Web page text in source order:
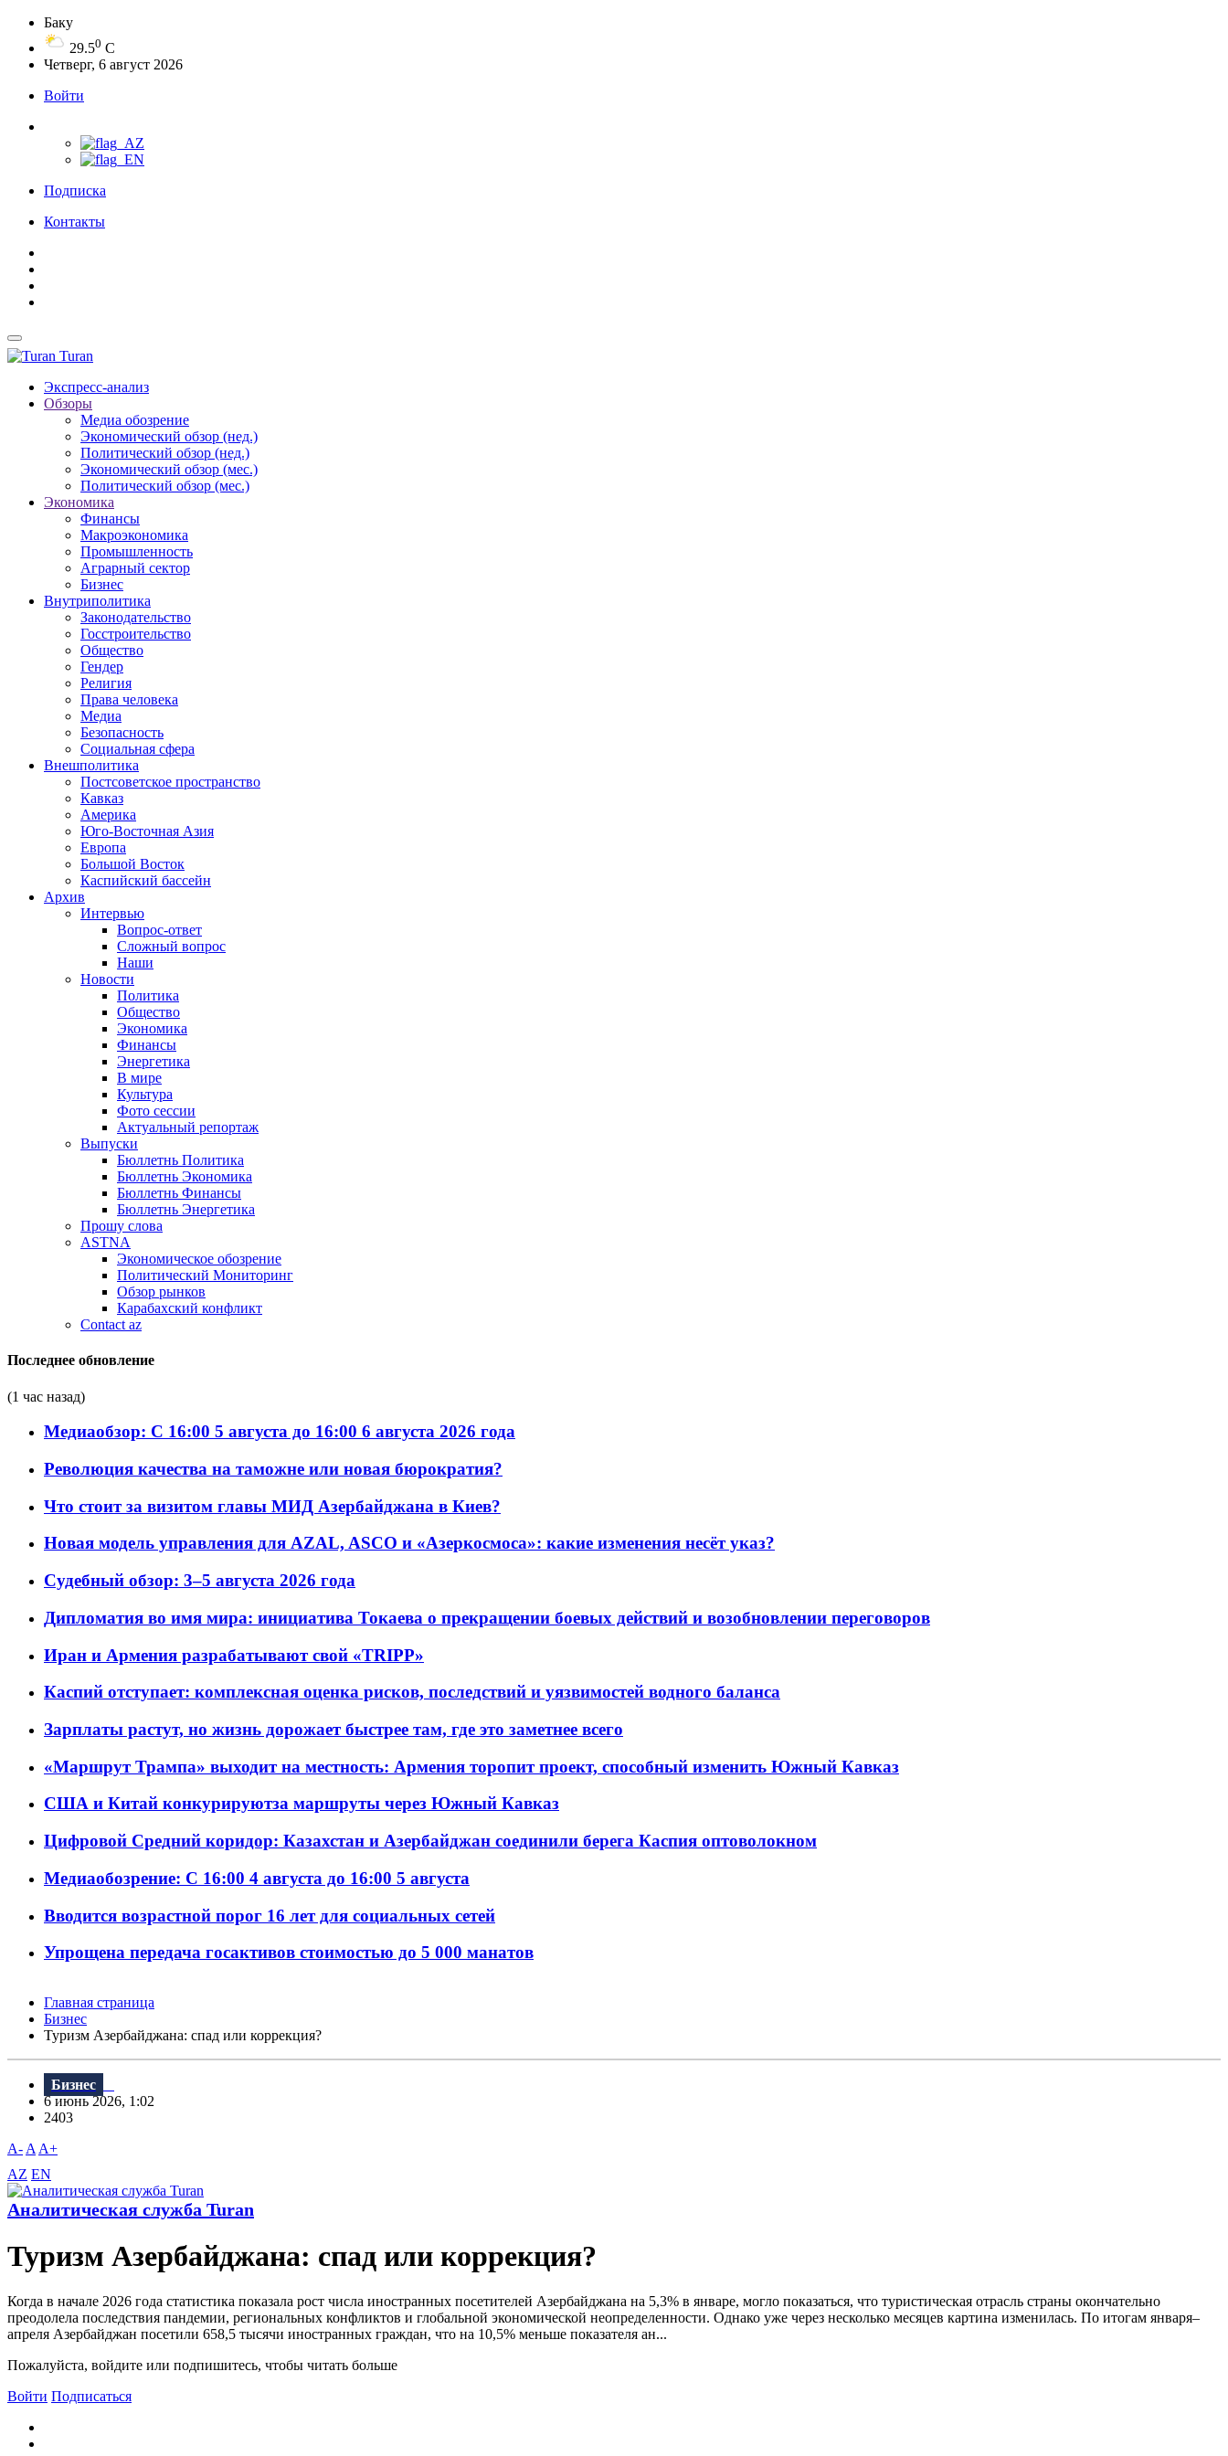
Баку
29.50 C
Четверг, 6 август 2026
Войти
Подписка
Контакты
Turan
Экспресс-анализ
Обзоры
Медиа обозрение
Экономический обзор (нед.)
Политический обзор (нед.)
Экономический обзор (мес.)
Политический обзор (мес.)
Экономика
Финансы
Макроэкономика
Промышленность
Аграрный сектор
Бизнес
Внутриполитика
Законодательство
Госстроительство
Общество
Гендер
Религия
Права человека
Медиа
Безопасность
Социальная сфера
Внешполитика
Постсоветское пространство
Кавказ
Америка
Юго-Восточная Азия
Европа
Большой Восток
Каспийский бассейн
Архив
Интервью
Вопрос-ответ
Сложный вопрос
Наши
Новости
Политика
Общество
Экономика
Финансы
Энергетика
В мире
Культура
Фото сессии
Актуальный репортаж
Выпуски
Бюллетнь Политика
Бюллетнь Экономика
Бюллетнь Финансы
Бюллетнь Энергетика
Прошу слова
ASTNA
Экономическое обозрение
Политический Мониторинг
Обзор рынков
Карабахский конфликт
Contact az
Последнее обновление
(1 час назад)
Медиаобзор: С 16:00 5 августа до 16:00 6 августа 2026 года
Революция качества на таможне или новая бюрократия?
Что стоит за визитом главы МИД Азербайджана в Киев?
Новая модель управления для AZAL, ASCO и «Азеркосмоса»: какие изменения несёт указ?
Судебный обзор: 3–5 августа 2026 года
Дипломатия во имя мира: инициатива Токаева о прекращении боевых действий и возобновлении переговоров
Иран и Армения разрабатывают свой «TRIPP»
Каспий отступает: комплексная оценка рисков, последствий и уязвимостей водного баланса
Зарплаты растут, но жизнь дорожает быстрее там, где это заметнее всего
«Маршрут Трампа» выходит на местность: Армения торопит проект, способный изменить Южный Кавказ
США и Китай конкурируютза маршруты через Южный Кавказ
Цифровой Средний коридор: Казахстан и Азербайджан соединили берега Каспия оптоволокном
Медиаобозрение: С 16:00 4 августа до 16:00 5 августа
Вводится возрастной порог 16 лет для социальных сетей
Упрощена передача госактивов стоимостью до 5 000 манатов
Главная страница
Бизнес
Туризм Азербайджана: спад или коррекция?
Бизнес
6 июнь 2026, 1:02
2403
A- A A+
AZ EN
Аналитическая служба Turan
Туризм Азербайджана: спад или коррекция?
Когда в начале 2026 года статистика показала рост числа иностранных посетителей Азербайджана на 5,3% в январе, могло показаться, что туристическая отрасль страны окончательно
преодолела последствия пандемии, региональных конфликтов и глобальной экономической неопределенности. Однако уже через несколько месяцев картина изменилась. По итогам января–
апреля Азербайджан посетили 658,5 тысячи иностранных граждан, что на 10,5% меньше показателя ан...
Пожалуйста, войдите или подпишитесь, чтобы читать больше
Войти Подписаться